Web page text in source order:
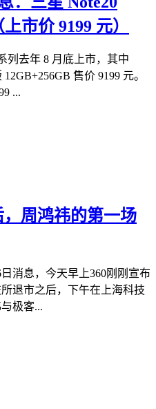
市价 9199 元）
列去年 8 月底上市，其中
售价 9199 元。
...
周鸿祎的第一场
消息，今天早上360刚刚宣布
退市之后，下午在上海科技
极客...